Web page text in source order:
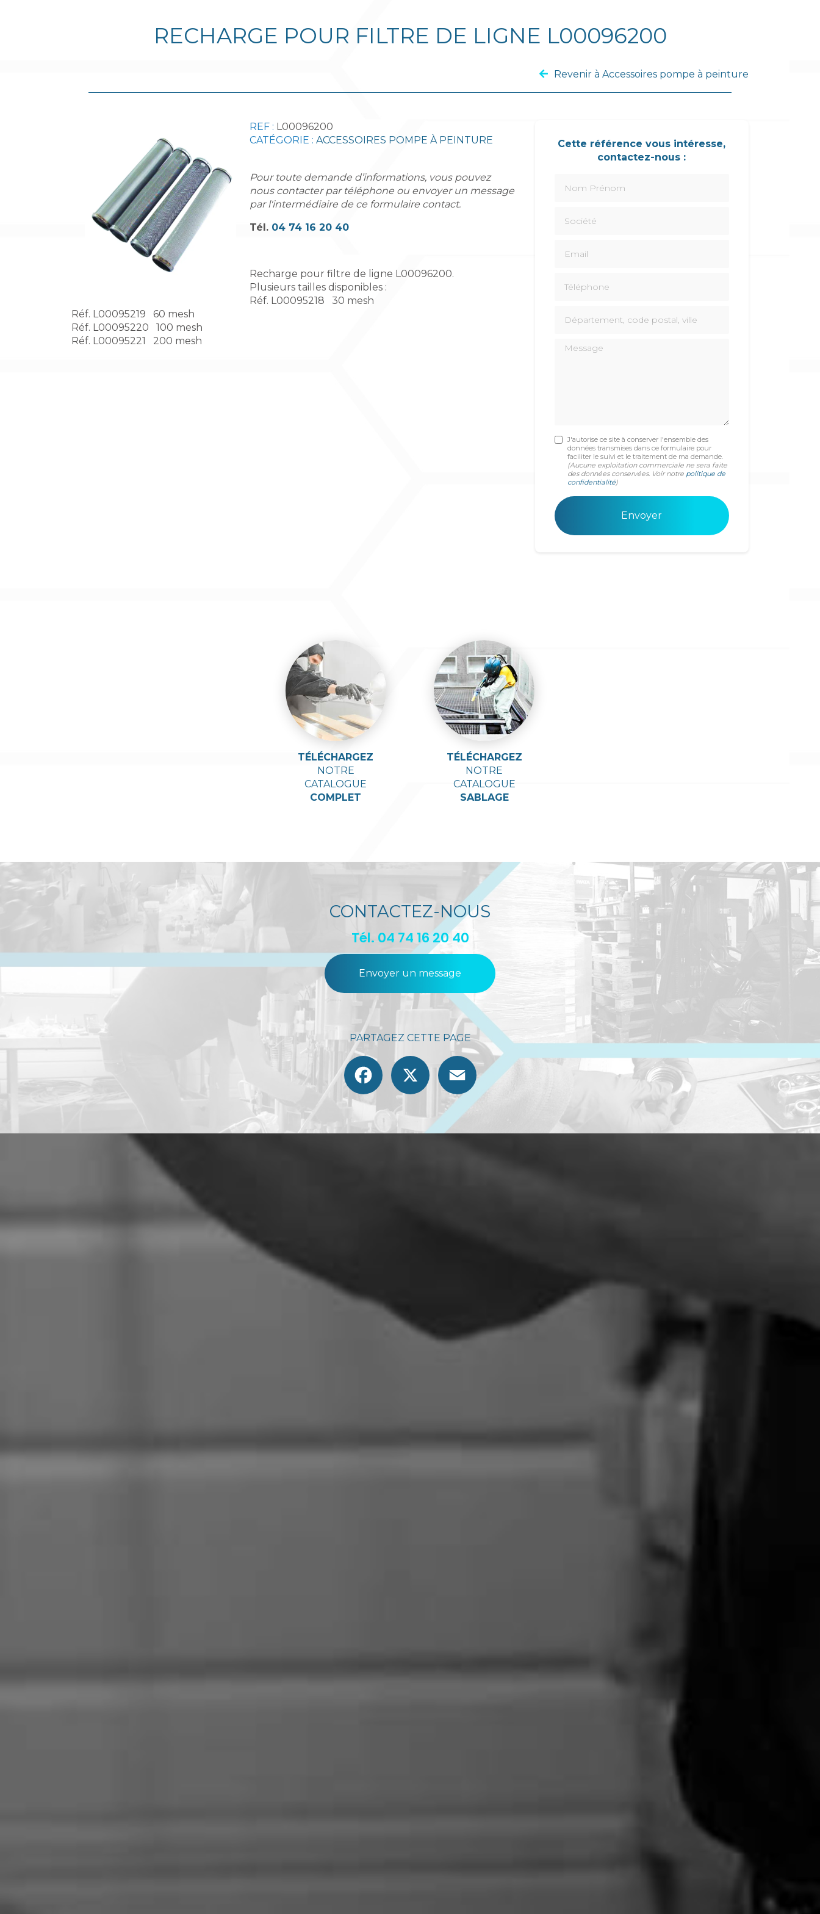
RECHARGE POUR FILTRE DE LIGNE L00096200
Revenir à Accessoires pompe à peinture
REF : L00096200
CATÉGORIE : ACCESSOIRES POMPE À PEINTURE
Pour toute demande d’informations, vous pouvez
nous contacter par téléphone ou envoyer un message
par l'intermédiaire de ce formulaire contact.
Tél. 04 74 16 20 40
Recharge pour filtre de ligne L00096200.
Plusieurs tailles disponibles :
Réf. L00095218 30 mesh
Réf. L00095219 60 mesh
Réf. L00095220 100 mesh
Réf. L00095221 200 mesh
Cette référence vous intéresse,
contactez-nous :
Message
J'autorise ce site à conserver l'ensemble des
données transmises dans ce formulaire pour
faciliter le suivi et le traitement de ma demande.
(Aucune exploitation commerciale ne sera faite
des données conservées. Voir notre politique de
confidentialité)
TÉLÉCHARGEZ
NOTRE
CATALOGUE
COMPLET
TÉLÉCHARGEZ
NOTRE
CATALOGUE
SABLAGE
CONTACTEZ-NOUS
Tél. 04 74 16 20 40
Envoyer un message
PARTAGEZ CETTE PAGE
Facebook
Email